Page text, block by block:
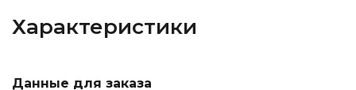
Характеристики
Данные для заказа